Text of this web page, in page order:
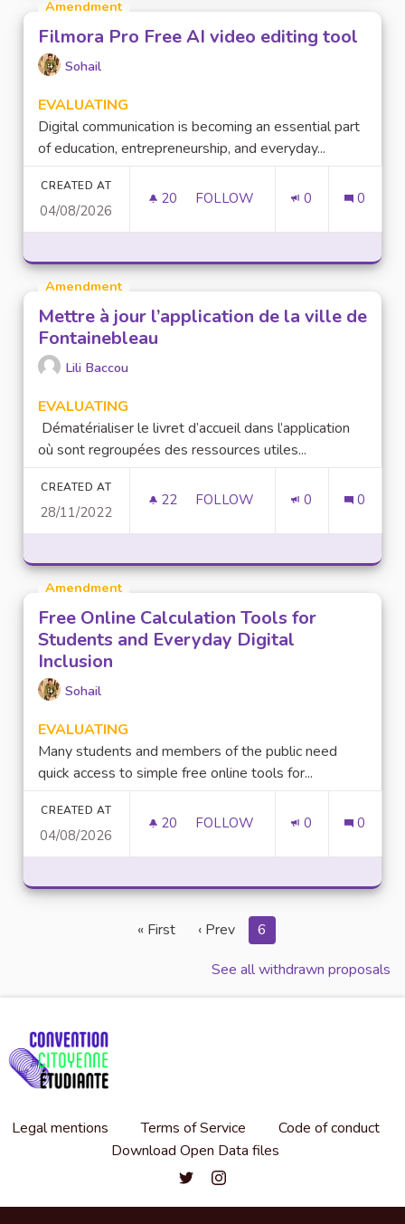
Amendment
Filmora Pro Free AI video editing tool
Sohail
EVALUATING
Digital communication is becoming an essential part
of education, entrepreneurship, and everyday...
CREATED AT
04/08/2026
20 20 FOLLOWERS
FOLLOW 0 0
Amendment
Mettre à jour l’application de la ville de
Fontainebleau
Lili Baccou
EVALUATING
Dématérialiser le livret d’accueil dans l’application
où sont regroupées des ressources utiles...
CREATED AT
28/11/2022
22 22 FOLLOWERS
FOLLOW 0 0
Amendment
Free Online Calculation Tools for
Students and Everyday Digital
Inclusion
Sohail
EVALUATING
Many students and members of the public need
quick access to simple free online tools for...
CREATED AT
04/08/2026
20 20 FOLLOWERS
FOLLOW 0 0
« First ‹ Prev
6
See all withdrawn proposals
Legal mentions Terms of Service
Code of conduct
Download Open Data files
Convention citoyenne étudiante
Convention citoyenne